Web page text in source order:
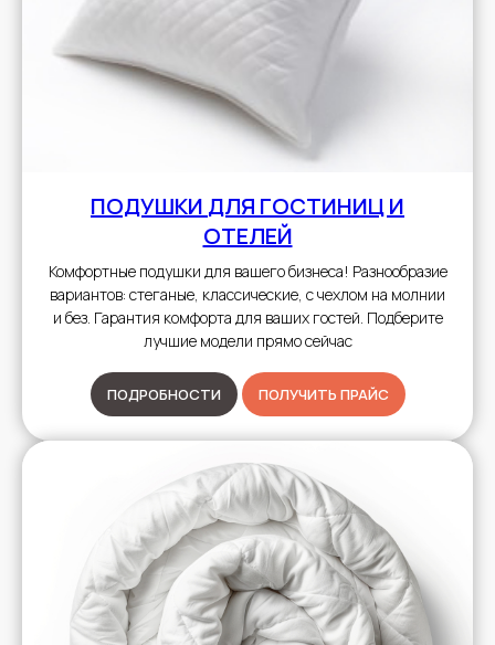
ПОДУШКИ ДЛЯ ГОСТИНИЦ И
ОТЕЛЕЙ
Комфортные подушки для вашего бизнеса! Разнообразие
вариантов: стеганые, классические, с чехлом на молнии
и без. Гарантия комфорта для ваших гостей. Подберите
лучшие модели прямо сейчас
ПОДРОБНОСТИ ПОЛУЧИТЬ ПРАЙС